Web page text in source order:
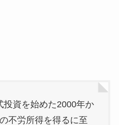
投資を始めた2000年か
不労所得を得るに至